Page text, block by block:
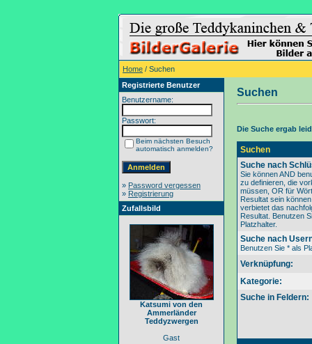
Home / Suchen
Registrierte Benutzer
Benutzername:
Passwort:
Beim nächsten Besuch
automatisch anmelden?
» Password vergessen
» Registrierung
Zufallsbild
Katsumi von den
Ammerländer
Teddyzwergen
Gast
Suchen
Die Suche ergab
Suchen
Suche nach
Sie können AND
zu definieren, die
müssen, OR für
Resultat sein
verbietet das
Resultat. Benutzen
Platzhalter.
Suche nach
Benutzen Sie * als
Verknüpfung:
Kategorie:
Suche in Feldern: